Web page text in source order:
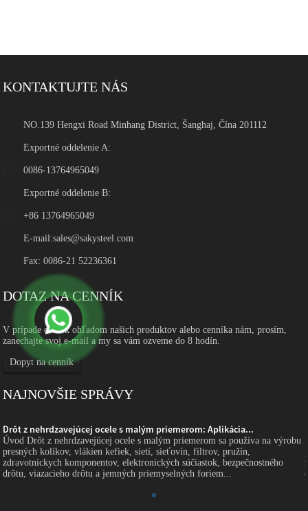
KONTAKTUJTE NÁS
NO.139 Hengxi Road Minhang District, Šanghaj, Čína 201112
Exportné oddelenie A:
0086-13764965049
Exportné oddelenie B:
+86 13764965049
E-mail:sales@sakysteel.com
Fax: 0086-21 52236361
DOTAZ NA CENNÍK
V prípade otázok ohľadom našich produktov alebo cenníka nám, prosím,
zanechajte svoj e-mail a my sa vám ozveme do 8 hodín.
Dopyt na cenník
NAJNOVŠIE SPRÁVY
Drôt z nehrdzavejúcej ocele s malým priemerom: Aplikácia...
Úvod Drôt z nehrdzavejúcej ocele s malým priemerom sa používa na výrobu
presných kolíkov, vlákien kefiek, sietí, sieťovín, filtrov, pružín,
zdravotníckych komponentov, elektronických súčiastok, bezpečnostného
drôtu, viazacieho drôtu a jemných priemyselných foriem...